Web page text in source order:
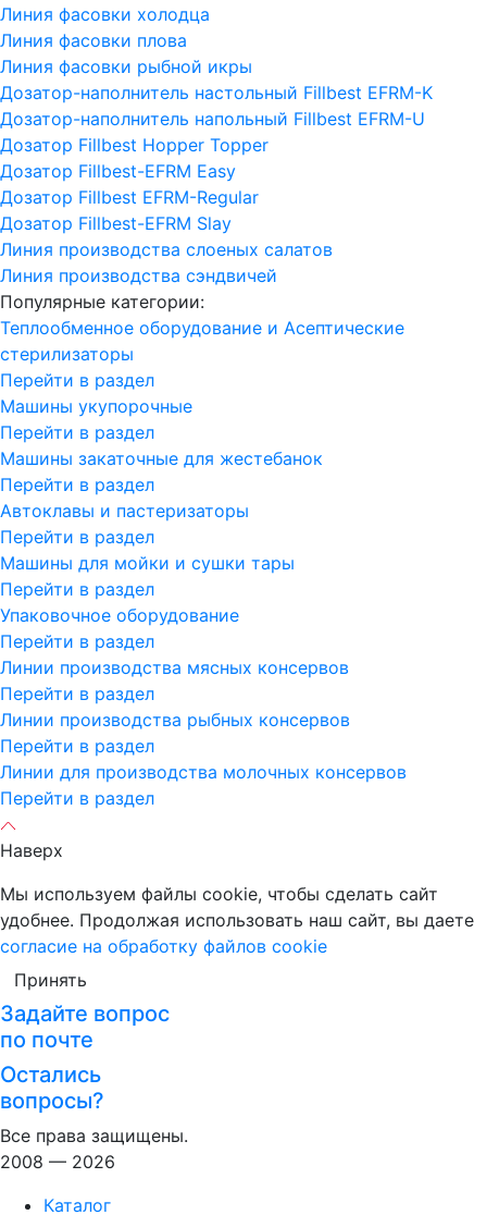
Линия фасовки холодца
Линия фасовки плова
Линия фасовки рыбной икры
Дозатор-наполнитель настольный Fillbest EFRM-K
Дозатор-наполнитель напольный Fillbest EFRM-U
Дозатор Fillbest Hopper Topper
Дозатор Fillbest-EFRM Easy
Дозатор Fillbest EFRM-Regular
Дозатор Fillbest-EFRM Slay
Линия производства слоеных салатов
Линия производства сэндвичей
Популярные категории:
Теплообменное оборудование и Асептические
стерилизаторы
Перейти в раздел
Машины укупорочные
Перейти в раздел
Машины закаточные для жестебанок
Перейти в раздел
Автоклавы и пастеризаторы
Перейти в раздел
Машины для мойки и сушки тары
Перейти в раздел
Упаковочное оборудование
Перейти в раздел
Линии производства мясных консервов
Перейти в раздел
Линии производства рыбных консервов
Перейти в раздел
Линии для производства молочных консервов
Перейти в раздел
Наверх
Мы используем файлы cookie, чтобы сделать сайт
удобнее. Продолжая использовать наш сайт, вы даете
согласие на обработку файлов cookie
Принять
Задайте вопрос
по почте
Остались
вопросы?
Все права защищены.
2008 — 2026
Каталог